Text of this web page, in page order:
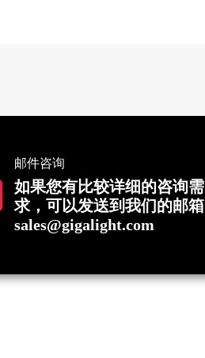
邮件咨询
如果您有比较详细的咨询需
求，可以发送到我们的邮箱
sales@gigalight.com